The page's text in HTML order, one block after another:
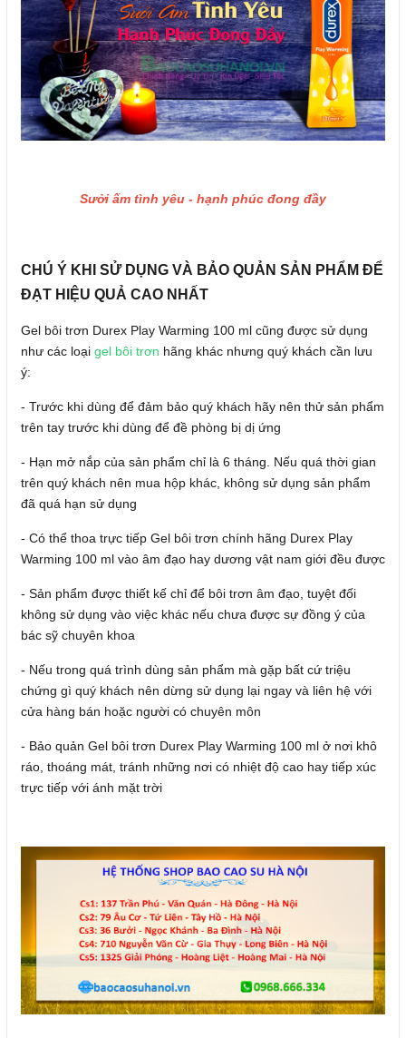
Sưởi ấm tình yêu - hạnh phúc đong đầy
CHÚ Ý KHI SỬ DỤNG VÀ BẢO QUẢN SẢN PHẨM ĐỂ
ĐẠT HIỆU QUẢ CAO NHẤT
Gel bôi trơn Durex Play Warming 100 ml cũng được sử dụng
như các loại gel bôi trơn hãng khác nhưng quý khách cần lưu
ý:
- Trước khi dùng để đảm bảo quý khách hãy nên thử sản phẩm
trên tay trước khi dùng để đề phòng bị dị ứng
- Hạn mở nắp của sản phẩm chỉ là 6 tháng. Nếu quá thời gian
trên quý khách nên mua hộp khác, không sử dụng sản phẩm
đã quá hạn sử dụng
- Có thể thoa trực tiếp Gel bôi trơn chính hãng Durex Play
Warming 100 ml vào âm đạo hay dương vật nam giới đều được
- Sản phẩm được thiết kế chỉ để bôi trơn âm đạo, tuyệt đối
không sử dụng vào việc khác nếu chưa được sự đồng ý của
bác sỹ chuyên khoa
- Nếu trong quá trình dùng sản phẩm mà gặp bất cứ triệu
chứng gì quý khách nên dừng sử dụng lại ngay và liên hệ với
cửa hàng bán hoặc người có chuyên môn
- Bảo quản Gel bôi trơn Durex Play Warming 100 ml ở nơi khô
ráo, thoáng mát, tránh những nơi có nhiệt độ cao hay tiếp xúc
trực tiếp với ánh mặt trời